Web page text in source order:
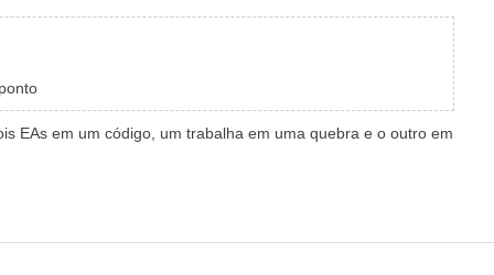
EAs em um código, um trabalha em uma quebra e o outro em